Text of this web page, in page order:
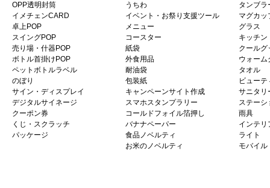
OPP透明封筒
イメチェンCARD
卓上POP
スイングPOP
売り場・什器POP
ボトル首掛けPOP
ペットボトルラベル
のぼり
サイン・ディスプレイ
デジタルサイネージ
クーポン券
くじ・スクラッチ
パッケージ
うちわ
イベント・お祭り支援ツール
メニュー
コースター
紙袋
外食用品
耐油袋
包装紙
キャンペーンサイト作成
スマホスタンプラリー
コールドフォイル箔押し
バナナペーパー
食品ノベルティ
お米のノベルティ
タンブラ
マグカッ
グラス
キッチン
クールグ
ウォーム
タオル
ビューテ
サニタリ
ステーシ
雨具
インテリ
ライト
モバイル